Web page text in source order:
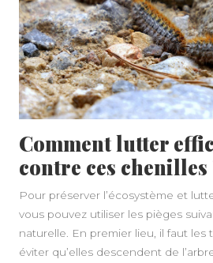
Comment lutter
contre ces chenilles
Pour préserver l’écosystème et
vous pouvez utiliser les pièges
naturelle. En premier lieu, il faut les
éviter qu’elles descendent de